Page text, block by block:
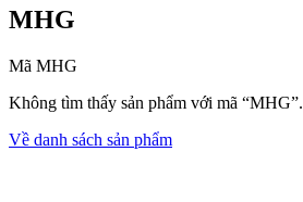
MHG
Mã MHG
Không tìm thấy sản phẩm với mã “MHG”.
Về danh sách sản phẩm